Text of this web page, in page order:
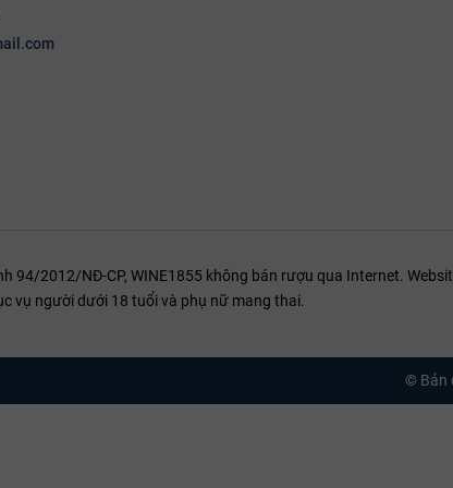
94/2012/NĐ-CP, WINE1855 không bán rượu qua Internet.
vụ người dưới 18 tuổi và phụ nữ mang thai.
© Bản